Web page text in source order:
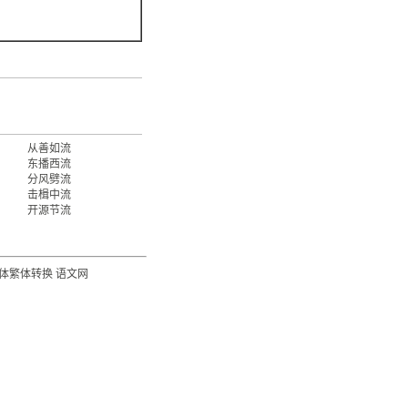
从善如流
东播西流
分风劈流
击楫中流
开源节流
繁体转换 语文网